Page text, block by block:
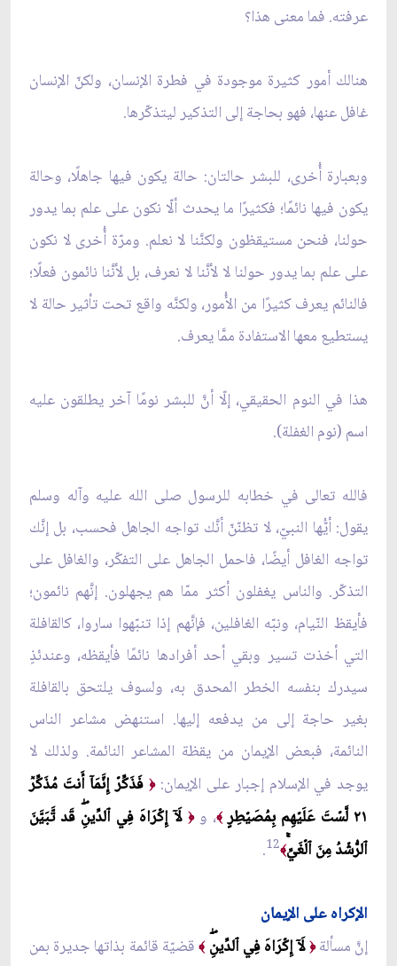
عرفته. فما معنى هذا؟
هنالك أمور كثيرة موجودة في فطرة الإنسان، ولكنّ الإنسان
غافل عنها، فهو بحاجة إلى التذكير ليتذكّرها.
وبعبارة أُخرى، للبشر حالتان: حالة يكون فيها جاهلًا، وحالة
يكون فيها نائمًا؛ فكثيرًا ما يحدث ألّا نكون على علم بما يدور
حولنا، فنحن مستيقظون ولكنَّنا لا نعلم. ومرّة أُخرى لا نكون
على علم بما يدور حولنا لا لأنَّنا لا نعرف، بل لأنَّنا نائمون فعلًا؛
فالنائم يعرف كثيرًا من الأُمور، ولكنَّه واقع تحت تأثير حالة لا
يستطيع معها الاستفادة ممَّا يعرف.
هذا في النوم الحقيقي، إلّا أنَّ للبشر نومًا آخر يطلقون عليه
اسم (نوم الغفلة).
فالله تعالى في خطابه للرسول صلى الله عليه وآله وسلم
يقول: أيُّها النبيّ، لا تظنّنّ أنَّك تواجه الجاهل فحسب، بل إنَّك
تواجه الغافل أيضًا، فاحمل الجاهل على التفكّر، والغافل على
التذكّر. والناس يغفلون أكثر ممّا هم يجهلون. إنَّهم نائمون؛
فأيقظ النّيام، ونبّه الغافلين، فإنَّهم إذا تنبّهوا ساروا، كالقافلة
التي أخذت تسير وبقي أحد أفرادها نائمًا فأيقظه، وعندئذٍ
سيدرك بنفسه الخطر المحدق به، ولسوف يلتحق بالقافلة
بغير حاجة إلى من يدفعه إليها. استنهض مشاعر الناس
النائمة، فبعض الإيمان من يقظة المشاعر النائمة. ولذلك لا
يوجد في الإسلام إجبار على الإيمان:﴿فَذَكِّرۡ إِنَّمَآ أَنتَ مُذَكِّرٞ
٢١ لَّسۡتَ عَلَيۡهِم بِمُصَيۡطِرٍ
﴾، و ﴿ لَآ إِكۡرَاهَ فِي ٱلدِّينِۖ قَد تَّبَيَّنَ
ٱلرُّشۡدُ مِنَ ٱلۡغَيِّۚ﴾12
.
الإكراه على الإيمان
إنَّ مسألة﴿ لَآ إِكۡرَاهَ فِي ٱلدِّينِۖ ﴾قضيّة قائمة بذاتها جديرة بمن